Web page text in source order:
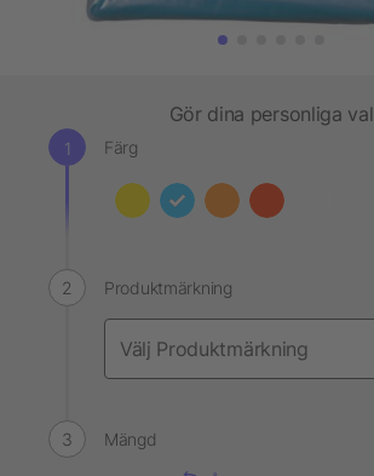
Gör dina personliga val
Färg
Produktmärkning
Mängd